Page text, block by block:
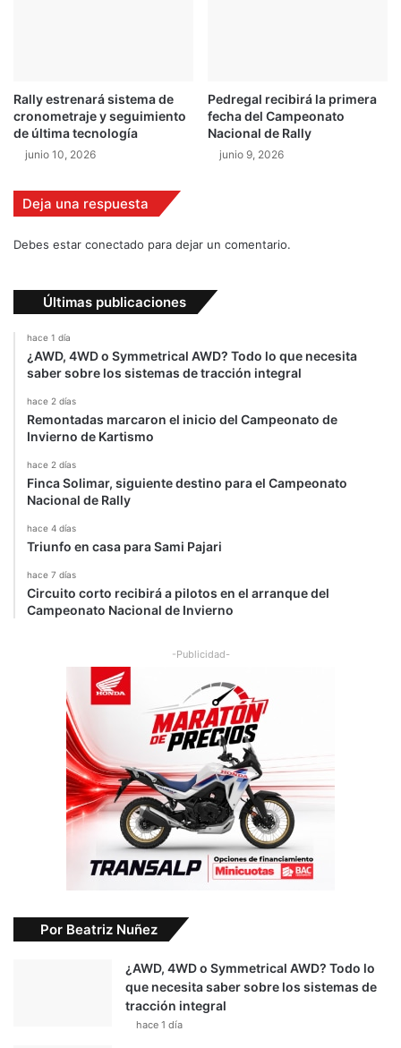
l
l
a
v
e
n
l
Rally estrenará sistema de
cronometraje y seguimiento
de última tecnología
junio 10, 2026
Pedregal recibirá la primera
fecha del Campeonato
Nacional de Rally
junio 9, 2026
Deja una respuesta
Debes estar conectado para dejar un comentario.
Últimas publicaciones
hace 1 día
¿AWD, 4WD o Symmetrical AWD? Todo lo que necesita
saber sobre los sistemas de tracción integral
hace 2 días
Remontadas marcaron el inicio del Campeonato de
Invierno de Kartismo
hace 2 días
Finca Solimar, siguiente destino para el Campeonato
Nacional de Rally
hace 4 días
Triunfo en casa para Sami Pajari
hace 7 días
Circuito corto recibirá a pilotos en el arranque del
Campeonato Nacional de Invierno
-Publicidad-
Por Beatriz Nuñez
¿AWD, 4WD o Symmetrical AWD? Todo lo
que necesita saber sobre los sistemas de
tracción integral
hace 1 día